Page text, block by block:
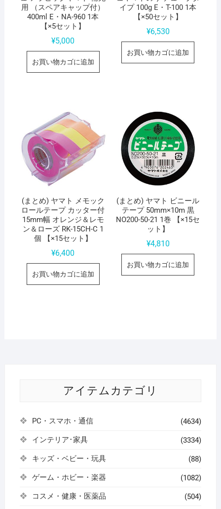
用 （スペアキャップ付）
400ml E・NA-960 1本
【×5セット】
¥5,000
お買い物カゴに追加
イプ 100g E・T-100 1本
【×50セット】
¥6,530
お買い物カゴに追加
(まとめ) ヤマト メモック
ロールテープ カッター付
15mm幅 オレンジ＆レモ
ン＆ローズ RK-15CH-C 1
個 【×15セット】
¥6,400
お買い物カゴに追加
(まとめ) ヤマト ビニール
テープ 50mm×10m 黒
NO200-50-21 1巻 【×15セ
ット】
¥4,810
お買い物カゴに追加
アイテムカテゴリ
PC・スマホ・通信 (4634)
インテリア･家具 (3334)
キッズ・ベビー・玩具 (88)
ゲーム・ホビー・楽器 (1082)
コスメ・健康・医薬品 (504)